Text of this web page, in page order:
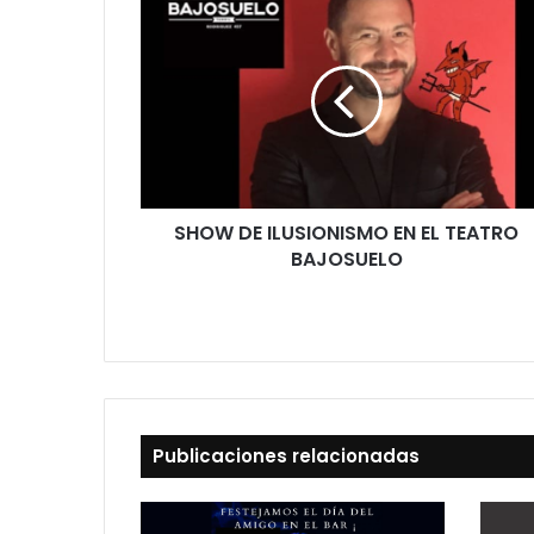
SHOW DE ILUSIONISMO EN EL TEATRO
BAJOSUELO
Publicaciones relacionadas